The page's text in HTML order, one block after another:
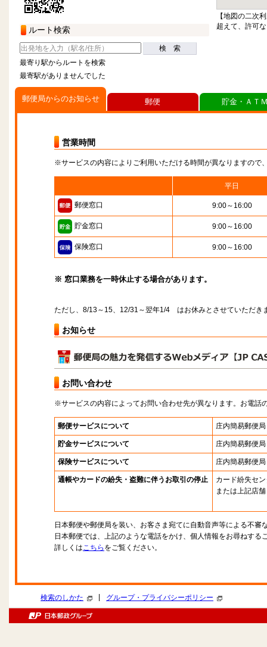
ルート検索
検 索
最寄り駅からルートを検索
最寄駅がありませんでした
【地図の二次
超えて、許可
郵便局からのお知らせ
営業時間
※サービスの内容によりご利用いただける時間が異なりますので
平日
郵便窓口 9:00～16:00
貯金窓口 9:00～16:00
保険窓口 9:00～16:00
※ 窓口業務を一時休止する場合があります。
ただし、8/13～15、12/31～翌年1/4 はお休みとさせていただき
お知らせ
お問い合わせ
※サービスの内容によってお問い合わせ先が異なります。お電話
郵便サービスについて 庄内簡易郵便局
貯金サービスについて 庄内簡易郵便局
保険サービスについて 庄内簡易郵便局
通帳やカードの紛失・盗難に伴うお取引の停止
カード紛失セ
または上記店舗
日本郵便や郵便局を装い、お客さま宛てに自動音声等による不審
日本郵便では、上記のような電話をかけ、個人情報をお尋ねする
詳しくはこちら をご覧ください。
郵便 貯金・ＡＴ
検索のしかた グループ・プライバシーポリシー